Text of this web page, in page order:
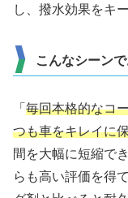
し、撥水効果をキ
こんなシーン
「 毎回本格的なコ
つも車をキレイに
間を大幅に短縮で
らも高い評価を得